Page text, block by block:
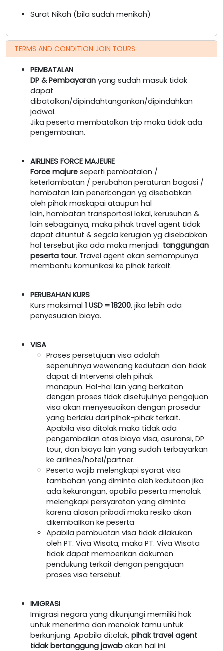
Surat Nikah (bila sudah menikah)
TERMS AND CONDITION JOIN TOURS
PEMBATALAN
DP & Pembayaran yang sudah masuk tidak
dapat
dibatalkan/dipindahtangankan/dipindahkan
jadwal.
Jika peserta membatalkan trip maka tidak ada
pengembalian.
AIRLINES FORCE MAJEURE
Force majure seperti pembatalan /
keterlambatan / perubahan peraturan bagasi /
hambatan lain penerbangan yg disebabkan
oleh pihak maskapai ataupun hal
lain, hambatan transportasi lokal, kerusuhan &
lain sebagainya, maka pihak travel agent tidak
dapat dituntut & segala kerugian yg disebabkan
hal tersebut jika ada maka menjadi tanggungan
peserta tour. Travel agent akan semampunya
membantu komunikasi ke pihak terkait.
PERUBAHAN KURS
Kurs maksimal 1 USD = 18200, jika lebih ada
penyesuaian biaya.
VISA
Proses persetujuan visa adalah
sepenuhnya wewenang kedutaan dan tidak
dapat di Intervensi oleh pihak
manapun. Hal-hal lain yang berkaitan
dengan proses tidak disetujuinya pengajuan
visa akan menyesuaikan dengan prosedur
yang berlaku dari pihak-pihak terkait.
Apabila visa ditolak maka tidak ada
pengembalian atas biaya visa, asuransi, DP
tour, dan biaya lain yang sudah terbayarkan
ke airlines/hotel/partner.
Peserta wajib melengkapi syarat visa
tambahan yang diminta oleh kedutaan jika
ada kekurangan, apabila peserta menolak
melengkapi persyaratan yang diminta
karena alasan pribadi maka resiko akan
dikembalikan ke peserta
Apabila pembuatan visa tidak dilakukan
oleh PT. Viva Wisata, maka PT. Viva Wisata
tidak dapat memberikan dokumen
pendukung terkait dengan pengajuan
proses visa tersebut.
IMIGRASI
Imigrasi negara yang dikunjungi memiliki hak
untuk menerima dan menolak tamu untuk
berkunjung. Apabila ditolak, pihak travel agent
tidak bertanggung jawab akan hal ini.